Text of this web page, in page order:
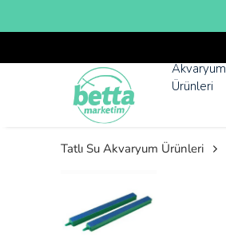
Akvaryum
Ürünleri
Tatlı Su Akvaryum Ürünleri